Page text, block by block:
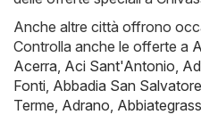
Anche altre città offrono
Controlla anche le offerte a
Acerra Aci Sant'Antonio
Fonti Abbadia San Salvatore
Terme Adrano